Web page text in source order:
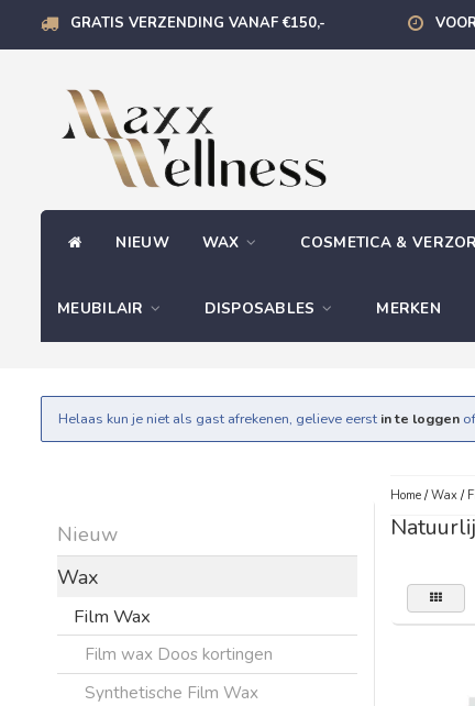
GRATIS VERZENDING VANAF €150,-
NIEUW WAX COSMETICA &
MEUBILAIR DISPOSABLES MERKEN
Helaas kun je niet als gast afrekenen, gelieve eerst in te loggen
Nieuw
Wax
Film Wax
Film wax Doos kortingen
Synthetische Film Wax
Home/Wax/